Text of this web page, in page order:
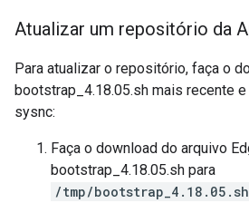
Atualizar um repositório da
Para atualizar o repositório, faça o
bootstrap_4.18.05.sh mais recente
sysnc:
Faça o download do arquivo
bootstrap_4.18.05.sh para
/tmp/bootstrap_4.18.05.sh